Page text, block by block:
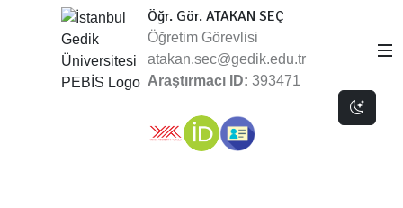
Dark
Öğr. Gör. ATAKAN SEÇ
Öğretim Görevlisi
atakan.sec@gedik.edu.tr
Araştırmacı ID: 393471